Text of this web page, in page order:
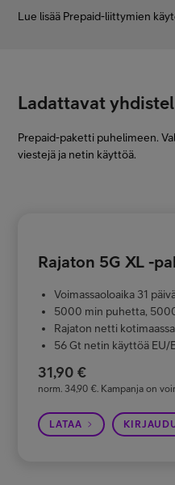
Lue lisää Prepaid-liittymien
Ladattavat
Prepaid-paketti puhelimeen.
viestejä ja netin käyttöä.
Rajaton 5G XL -
Voimassaoloaika 31
5000 min puhetta,
Rajaton netti
56 Gt netin käyttöä EU/
31,90 €
norm. 34,90 €. Kampanja on
LATAA